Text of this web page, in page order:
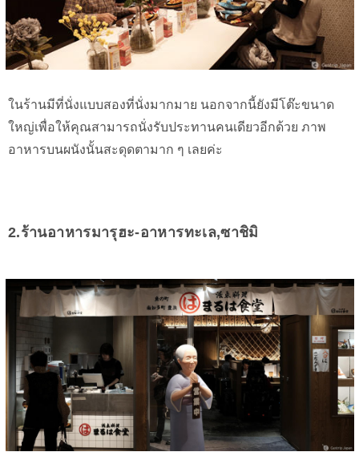
ในร้านมีที่นั่งแบบสองที่นั่งมากมาย นอกจากนี้ยังมีโต๊ะขนาด
ใหญ่เพื่อให้คุณสามารถนั่งรับประทานคนเดียวอีกด้วย ภาพ
อาหารบนผนังนั้นสะดุดตามาก ๆ เลยค่ะ
2.ร้านอาหารมารุฮะ-อาหารทะเล,ซาชิมิ